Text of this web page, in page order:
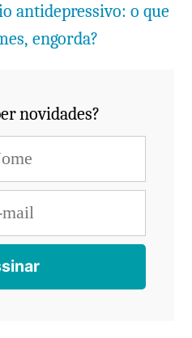
antidepressivo: o que
engorda?
novidades?